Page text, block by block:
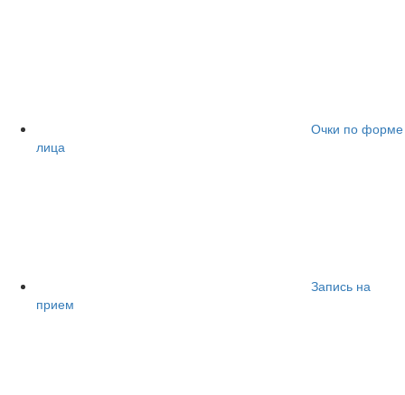
Очки по форме
лица
Запись на
прием